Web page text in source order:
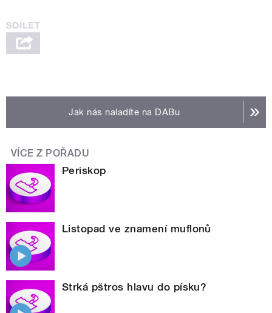
Jak nás naladíte na DABu
VÍCE Z POŘADU
Periskop
Listopad ve znamení muflonů
Strká pštros hlavu do písku?